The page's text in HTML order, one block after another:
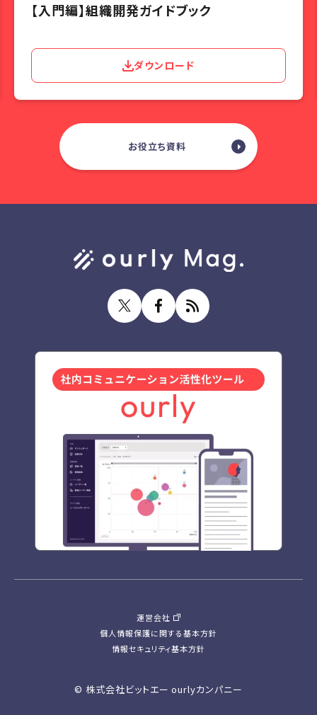
【入門編】組織開発ガイドブック
ダウンロード
お役立ち資料
運営会社
個人情報保護に関する基本方針
情報セキュリティ基本方針
© 株式会社ビットエー ourlyカンパニー